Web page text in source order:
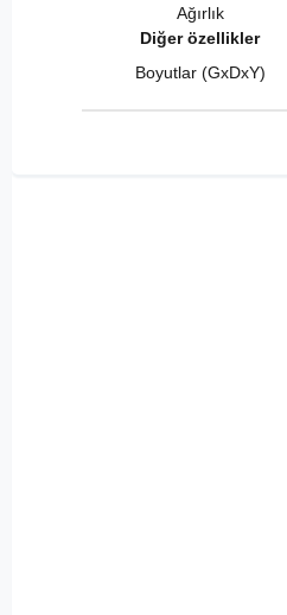
Ağırlık
Diğer özellikler
Boyutlar (GxDxY)